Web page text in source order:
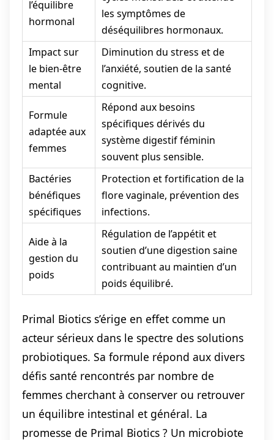
l’équilibre
hormonal
les symptômes de
déséquilibres hormonaux.
Impact sur
le bien-être
mental
Diminution du stress et de
l’anxiété, soutien de la santé
cognitive.
Formule
adaptée aux
femmes
Répond aux besoins
spécifiques dérivés du
système digestif féminin
souvent plus sensible.
Bactéries
bénéfiques
spécifiques
Protection et fortification de la
flore vaginale, prévention des
infections.
Aide à la
gestion du
poids
Régulation de l’appétit et
soutien d’une digestion saine
contribuant au maintien d’un
poids équilibré.
Primal Biotics s’érige en effet comme un
acteur sérieux dans le spectre des solutions
probiotiques. Sa formule répond aux divers
défis santé rencontrés par nombre de
femmes cherchant à conserver ou retrouver
un équilibre intestinal et général. La
promesse de Primal Biotics ? Un microbiote